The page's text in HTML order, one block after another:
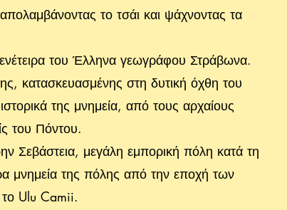
το τσάι και ψάχνοντας τα
του Έλληνα γεωγράφου Στράβωνα.
κατασκευασμένης στη δυτική όχθη του
της μνημεία, από τους αρχαίους
του Πόντου.
Σεβάστεια, μεγάλη εμπορική πόλη κατά τη
μνημεία της πόλης από την εποχή των
Ulu Camii.